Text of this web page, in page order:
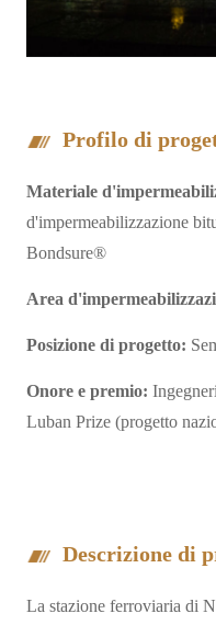
Profilo di
Materiale
d'impermeabilizzazione
Bondsure®
Area
Posizione di progetto:
Onore e premio:
Luban Prize (progetto
Descrizione di
La stazione ferroviaria di